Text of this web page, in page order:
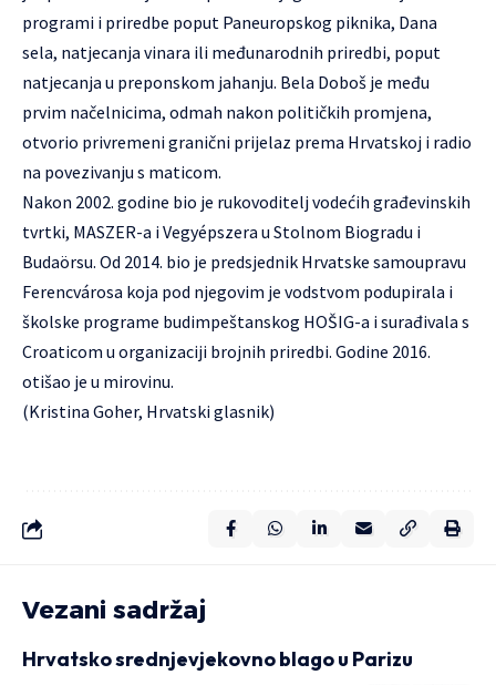
programi i priredbe poput Paneuropskog piknika, Dana
sela, natjecanja vinara ili međunarodnih priredbi, poput
natjecanja u preponskom jahanju. Bela Doboš je među
prvim načelnicima, odmah nakon političkih promjena,
otvorio privremeni granični prijelaz prema Hrvatskoj i radio
na povezivanju s maticom.
Nakon 2002. godine bio je rukovoditelj vodećih građevinskih
tvrtki, MASZER-a i Vegyépszera u Stolnom Biogradu i
Budaörsu. Od 2014. bio je predsjednik Hrvatske samoupravu
Ferencvárosa koja pod njegovim je vodstvom podupirala i
školske programe budimpeštanskog HOŠIG-a i surađivala s
Croaticom u organizaciji brojnih priredbi. Godine 2016.
otišao je u mirovinu.
(Kristina Goher, Hrvatski glasnik)
Vezani sadržaj
Hrvatsko srednjevjekovno blago u Parizu